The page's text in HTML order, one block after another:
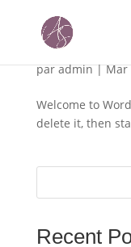
Hello world!
paradmin|Mar
Welcome to
delete it, then
Recent